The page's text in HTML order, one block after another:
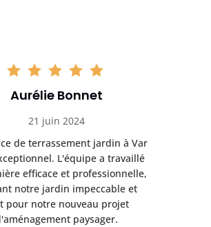
Aurélie Bonnet
21 juin 2024
de terrassement jardin à Var
L'équipe a travaillé
efficace et professionnelle,
notre jardin impeccable et
pour notre nouveau projet
paysager.